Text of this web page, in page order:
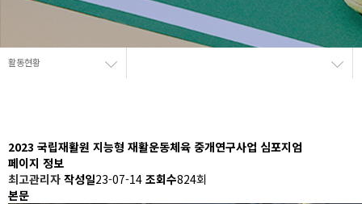
활동현황
2023 국립재활원 지능형 재활운동체육 중개연구사업 심포지엄
페이지 정보
최고관리자 작성일23-07-14 조회수824회
본문